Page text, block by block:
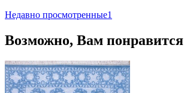
Недавно просмотренные1
Возможно, Вам понравится